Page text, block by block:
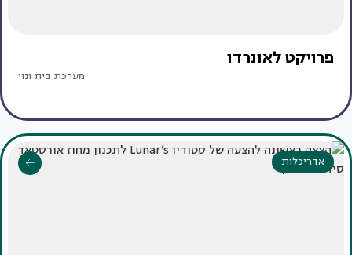
פרויקט לאונרדו
מערכת בית ונוי
אדריכלות